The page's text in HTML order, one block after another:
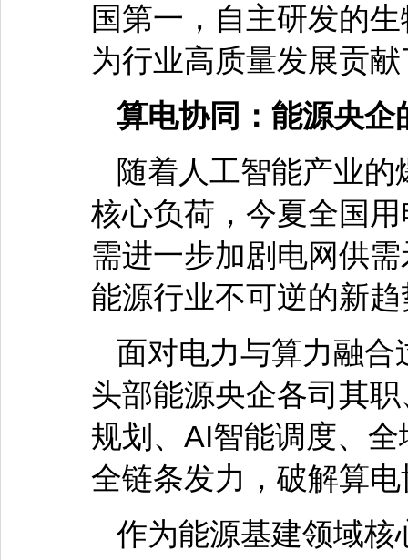
国第一，自主研发的
为行业高质量发展贡
算电协同：能源央企
随着人工智能产业
核心负荷，今夏全国
需进一步加剧电网供
能源行业不可逆的新
面对电力与算力融
头部能源央企各司其
规划、AI智能调度、
全链条发力，破解算
作为能源基建领域